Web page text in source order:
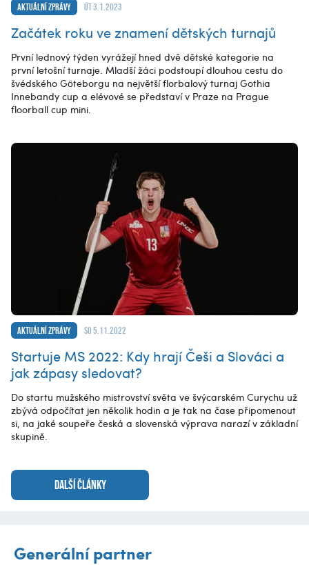
Aktuální zprávy út 3.1.2023
Začátek roku ve znamení dětských turnajů
První lednový týden vyrážejí hned dvě dětské kategorie na
první letošní turnaje. Mladší žáci podstoupí dlouhou cestu do
švédského Göteborgu na největší florbalový turnaj Gothia
Innebandy cup a elévové se představí v Praze na Prague
floorball cup mini.
Aktuální zprávy so 5.11.2022
Startuje MS 2022: Kdy hrají Češi a Slováci a
jak zápasy sledovat?
Do startu mužského mistrovství světa ve švýcarském Curychu už
zbývá odpočítat jen několik hodin a je tak na čase připomenout
si, na jaké soupeře česká a slovenská výprava narazí v základní
skupině.
DALŠÍ ČLÁNKY
Generální partner